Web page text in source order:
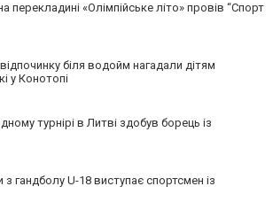
перекладині «Олімпійське літо» провів “Спорт
біля водойм нагадали дітям
у Конотопі
турнірі в Литві здобув борець із
гандболу U-18 виступає спортсмен із